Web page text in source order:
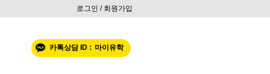
로그인 / 회원가입
카톡상담 ID : 마이유학